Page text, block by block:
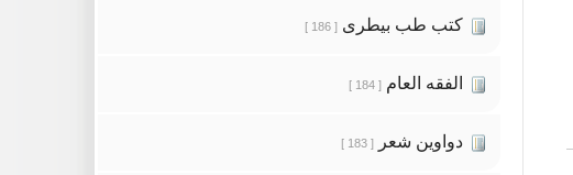
كتب طب بيطرى [ 186 ]
الفقه العام [ 184 ]
دواوين شعر [ 183 ]